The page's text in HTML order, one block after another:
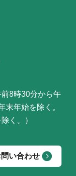
8時30分から午
末年始を除く。
く。）
問い合わせ